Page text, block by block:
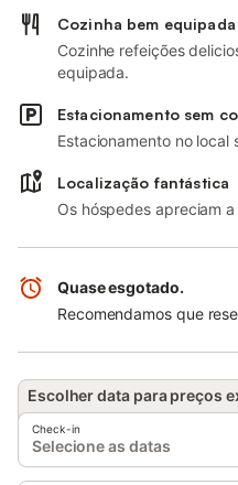
Cozinha bem equipada
Cozinhe refeições
equipada.
Estacionamento sem
Estacionamento no local
Localização fantástica
Os hóspedes apreciam
Quase esgotado.
Recomendamos que
Escolher data para preços
Check-in
Selecione as datas